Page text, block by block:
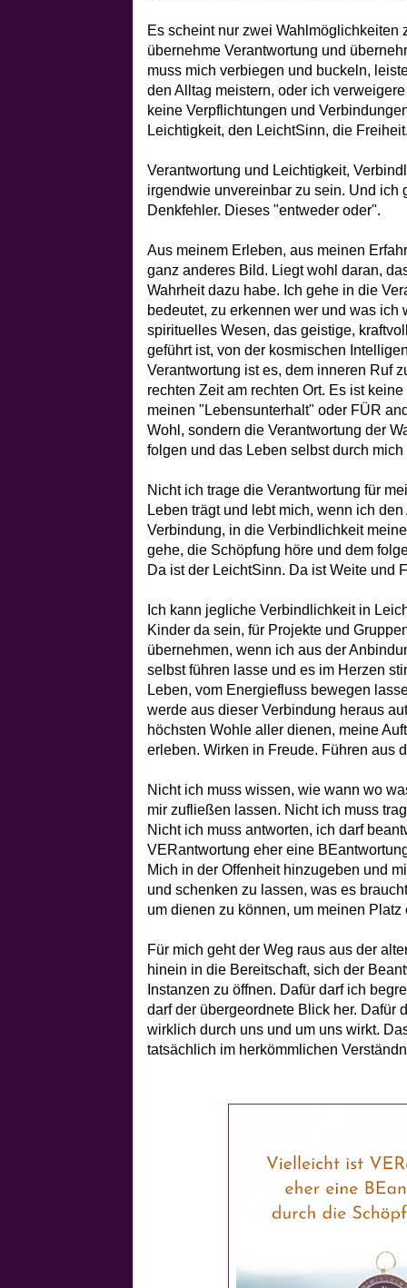
Es scheint nur zwei Wahlmöglichkeiten
übernehme Verantwortung und
muss mich verbiegen und buckeln,
den Alltag meistern, oder ich
keine Verpflichtungen und
Leichtigkeit, den LeichtSinn, die
Verantwortung und Leichtigkeit,
irgendwie unvereinbar zu sein. Und ich
Denkfehler. Dieses "entweder oder".
Aus meinem Erleben, aus meinen
ganz anderes Bild. Liegt wohl daran,
Wahrheit dazu habe. Ich gehe in die
bedeutet, zu erkennen wer und was ich
spirituelles Wesen, das geistige,
geführt ist, von der kosmischen
Verantwortung ist es, dem inneren Ruf
rechten Zeit am rechten Ort. Es ist
meinen "Lebensunterhalt" oder FÜR
Wohl, sondern die Verantwortung der
folgen und das Leben selbst durch
Nicht ich trage die Verantwortung für
Leben trägt und lebt mich, wenn ich
Verbindung, in die Verbindlichkeit
gehe, die Schöpfung höre und dem
Da ist der LeichtSinn. Da ist Weite und
Ich kann jegliche Verbindlichkeit in
Kinder da sein, für Projekte und
übernehmen, wenn ich aus der
selbst führen lasse und es im Herzen
Leben, vom Energiefluss bewegen
werde aus dieser Verbindung heraus
höchsten Wohle aller dienen, meine
erleben. Wirken in Freude. Führen aus
Nicht ich muss wissen, wie wann wo
mir zufließen lassen. Nicht ich muss
Nicht ich muss antworten, ich darf
VERantwortung eher eine
Mich in der Offenheit hinzugeben und
und schenken zu lassen, was es
um dienen zu können, um meinen Platz
Für mich geht der Weg raus aus der
hinein in die Bereitschaft, sich der
Instanzen zu öffnen. Dafür darf ich
darf der übergeordnete Blick her. Dafür
wirklich durch uns und um uns wirkt.
tatsächlich im herkömmlichen